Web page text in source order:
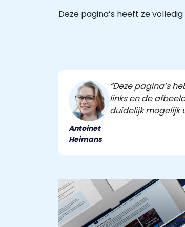
Deze pagina’s heeft ze
“Deze pagina’s
links en de
duidelijk mogelijk
Antoinet
Heimans